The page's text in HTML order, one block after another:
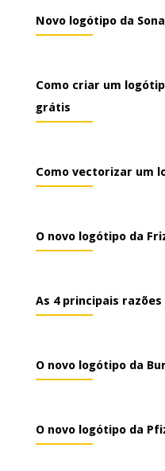
Novo logótipo da
Como criar um
grátis
Como vectorizar um
O novo logótipo da
As 4 principais
O novo logótipo da
O novo logótipo da